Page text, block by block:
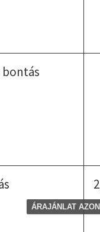
bontás
ÁRAJÁNLAT